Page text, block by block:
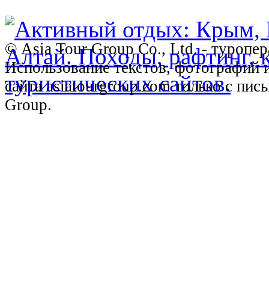
© Asia Tour Group Co., Ltd. -
Использование текстов,
сайта asiatourgroup.com только с
Group.